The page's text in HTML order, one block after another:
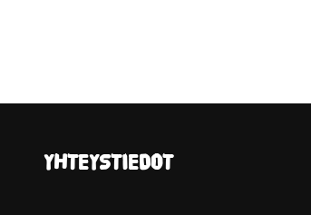
YHTEYSTIEDOT